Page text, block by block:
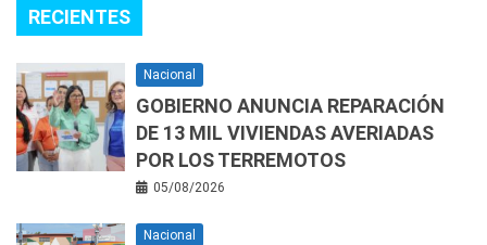
RECIENTES
Nacional
GOBIERNO ANUNCIA REPARACIÓN
DE 13 MIL VIVIENDAS AVERIADAS
POR LOS TERREMOTOS
05/08/2026
Nacional